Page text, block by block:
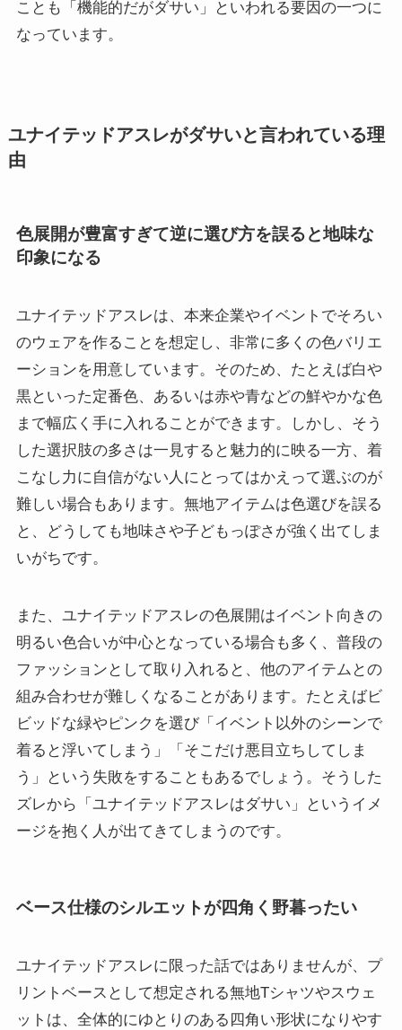
ことも「機能的だがダサい」といわれる要因の一つに
なっています。
ユナイテッドアスレがダサいと言われている理
由
色展開が豊富すぎて逆に選び方を誤ると地味な
印象になる
ユナイテッドアスレは、本来企業やイベントでそろい
のウェアを作ることを想定し、非常に多くの色バリエ
ーションを用意しています。そのため、たとえば白や
黒といった定番色、あるいは赤や青などの鮮やかな色
まで幅広く手に入れることができます。しかし、そう
した選択肢の多さは一見すると魅力的に映る一方、着
こなし力に自信がない人にとってはかえって選ぶのが
難しい場合もあります。無地アイテムは色選びを誤る
と、どうしても地味さや子どもっぽさが強く出てしま
いがちです。
また、ユナイテッドアスレの色展開はイベント向きの
明るい色合いが中心となっている場合も多く、普段の
ファッションとして取り入れると、他のアイテムとの
組み合わせが難しくなることがあります。たとえばビ
ビッドな緑やピンクを選び「イベント以外のシーンで
着ると浮いてしまう」「そこだけ悪目立ちしてしま
う」という失敗をすることもあるでしょう。そうした
ズレから「ユナイテッドアスレはダサい」というイメ
ージを抱く人が出てきてしまうのです。
ベース仕様のシルエットが四角く野暮ったい
ユナイテッドアスレに限った話ではありませんが、プ
リントベースとして想定される無地Tシャツやスウェ
ットは、全体的にゆとりのある四角い形状になりやす